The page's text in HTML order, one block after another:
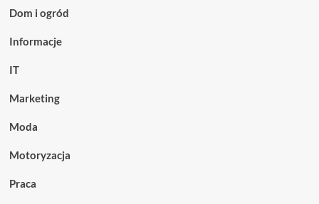
Dom i ogród
Informacje
IT
Marketing
Moda
Motoryzacja
Praca